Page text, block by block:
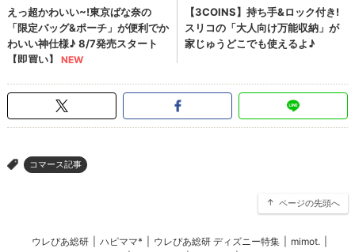
> コマース記事
ページの先頭へ
ウレぴあ総研 ハピママ* ウレぴあ総研 ディズニー特集 mimot.